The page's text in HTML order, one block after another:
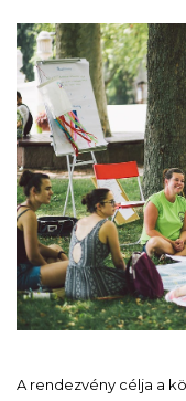
A rendezvény célja a